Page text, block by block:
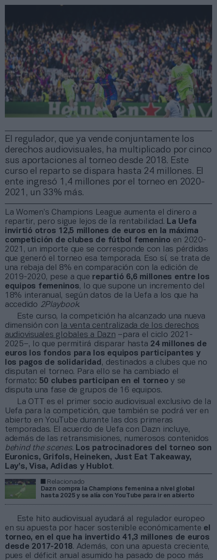
El regulador, que ya vende conjuntamente los
derechos audiovisuales, ha multiplicado por cinco
sus aportaciones al torneo desde 2018. Este
curso el reparto se dispara hasta 24 millones. El
ente ingresó 1,4 millones por el torneo en 2020-
2021, un 33% más.
La Women’s Champions League aumenta el dinero a
repartir, pero sigue lejos de la rentabilidad. La Uefa
invirtió otros 12,5 millones de euros en la máxima
competición de clubes de fútbol femenino en 2020-
2021, un importe que se corresponde con las pérdidas
que generó el torneo esa temporada. Eso sí, se trata de
una rebaja del 8% en comparación con la edición de
2019-2020, pese a que repartió 6,6 millones entre los
equipos femeninos, lo que supone un incremento del
18% interanual, según datos de la Uefa a los que ha
accedido 2Playbook.
Este curso, la competición ha alcanzado una nueva
dimensión con
la venta centralizada de los derechos
audiovisuales globales a Dazn –para el ciclo 2021-
2025–, lo que permitirá disparar hasta 24 millones de
euros los fondos para los equipos participantes y
los pagos de solidaridad , destinados a clubes que no
disputan el torneo. Para ello se ha cambiado el
formato: 50 clubes participan en el torneo y se
disputa una fase de grupos de 16 equipos.
La OTT es el primer socio audiovisual exclusivo de la
Uefa para la competición, que también se podrá ver en
abierto en YouTube durante las dos primeras
temporadas. El acuerdo de Uefa con Dazn incluye,
además de las retransmisiones, numerosos contenidos
behind the scenes. Los patrocinadores del torneo son
Euronics, Grifols, Heineken, Just Eat Takeaway,
Lay’s, Visa, Adidas y Hublot.
Relacionado
Dazn compra la Champions femenina a nivel global
hasta 2025 y se alía con YouTube para ir en abierto
Este hito audiovisual ayudará al regulador europeo
en su apuesta por hacer sostenible económicamente el
torneo, en el que ha invertido 41,3 millones de euros
desde 2017-2018. Además, con una apuesta creciente,
pues el déficit anual asumido ha pasado de poco más